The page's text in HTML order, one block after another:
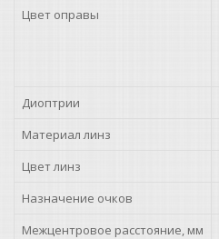
Цвет оправы
Диоптрии
Материал линз
Цвет линз
Назначение очков
Межцентровое расстояние, мм